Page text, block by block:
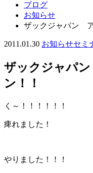
ブログ
お知らせ
ザックジャパン
2011.01.30 お知らせセミ
ザックジャパ
ン！！
く～！！！！！！
痺れました！
やりました！！！